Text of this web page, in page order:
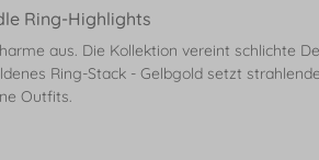
Ring-Highlights
aus. Die Kollektion vereint schlichte
Ring-Stack - Gelbgold setzt
Outfits.